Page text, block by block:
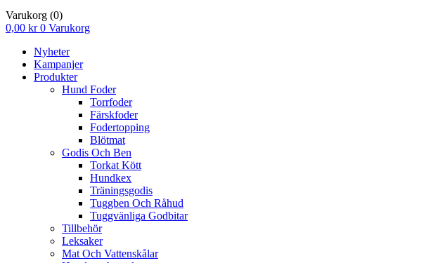
Varukorg (0)
0,00 kr 0 Varukorg
Nyheter
Kampanjer
Produkter
Hund Foder
Torrfoder
Färskfoder
Fodertopping
Blötmat
Godis Och Ben
Torkat Kött
Hundkex
Träningsgodis
Tuggben Och Råhud
Tuggvänliga Godbitar
Tillbehör
Leksaker
Mat Och Vattenskålar